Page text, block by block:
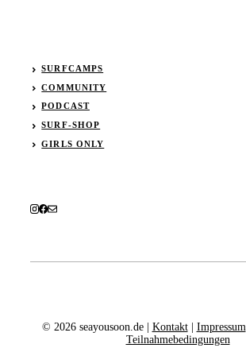
SURFCAMPS
COMMUNITY
PODCAST
SURF-SHOP
GIRLS ONLY
© 2026 seayousoon.de | Kontakt| Impressum
Teilnahmebedingungen